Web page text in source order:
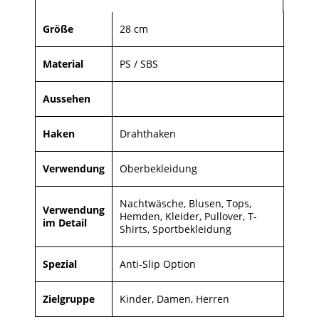
Größe 28 cm
Material PS / SBS
Aussehen
Haken Drahthaken
Verwendung Oberbekleidung
Verwendung
im Detail
Nachtwäsche, Blusen, Tops,
Hemden, Kleider, Pullover, T-
Shirts, Sportbekleidung
Spezial Anti-Slip Option
Zielgruppe Kinder, Damen, Herren